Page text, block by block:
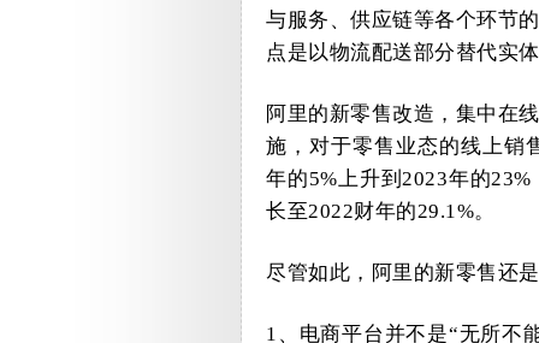
与服务、供应链等各个环节
点是以物流配送部分替代实
阿里的新零售改造，集中在
施，对于零售业态的线上销
年的5%上升到2023年的23%
长至2022财年的29.1%。
尽管如此，阿里的新零售还
1、 电商平台并不是“无所不